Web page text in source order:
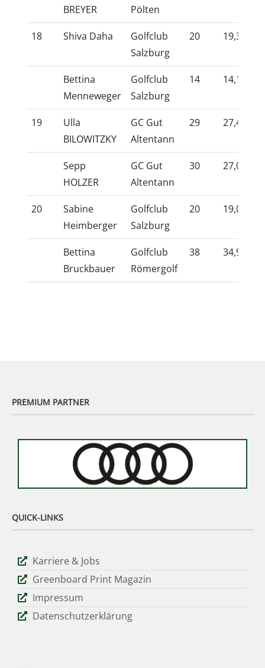
BREYER
Pölten
18 Shiva Daha
Golfclub
Salzburg
20 19,3
Bettina
Menneweger
Golfclub
Salzburg
14 14,1
19
Ulla
BILOWITZKY
GC Gut
Altentann
29 27,4
Sepp
HOLZER
GC Gut
Altentann
30 27,0
20
Sabine
Heimberger
Golfclub
Salzburg
20 19,0
Bettina
Bruckbauer
Golfclub
Römergolf
38 34,9
PREMIUM PARTNER
QUICK-LINKS
Karriere & Jobs
Greenboard Print Magazin
Impressum
Datenschutzerklärung